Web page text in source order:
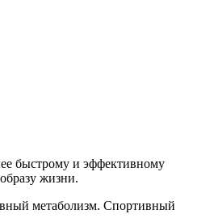
быстрому и эффективному
жизни.
метаболизм. Спортивный